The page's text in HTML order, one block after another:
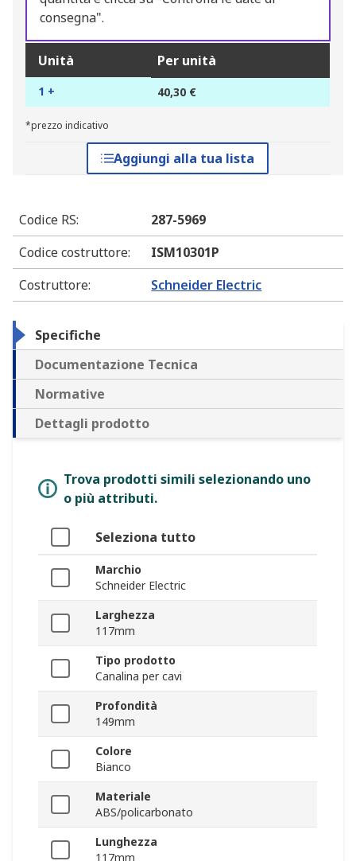
consegna".
Unità Per unità
1 + 40,30 €
*prezzo indicativo
Aggiungi alla tua lista
Codice RS:
287-5969
Codice costruttore:
ISM10301P
Costruttore: Schneider Electric
Specifiche
Documentazione Tecnica
Normative
Dettagli prodotto
Trova prodotti simili selezionando uno
o più attributi.
Seleziona tutto
Marchio
Schneider Electric
Larghezza
117mm
Tipo prodotto
Canalina per cavi
Profondità
149mm
Colore
Bianco
Materiale
ABS/policarbonato
Lunghezza
117mm